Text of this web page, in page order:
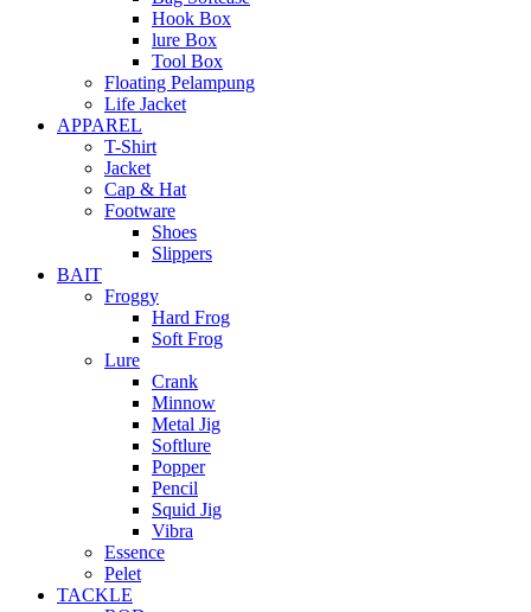
Hook Box
lure Box
Tool Box
Floating Pelampung
Life Jacket
APPAREL
T-Shirt
Jacket
Cap & Hat
Footware
Shoes
Slippers
BAIT
Froggy
Hard Frog
Soft Frog
Lure
Crank
Minnow
Metal Jig
Softlure
Popper
Pencil
Squid Jig
Vibra
Essence
Pelet
TACKLE